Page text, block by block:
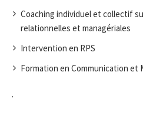
Coaching individuel et collectif
relationnelles et managériales
Intervention en RPS
Formation en Communication et
.